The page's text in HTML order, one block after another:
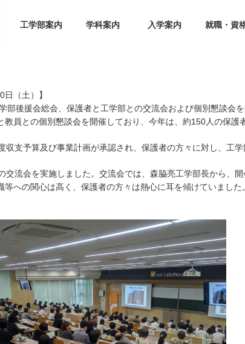
工学部案内 学科案内 入学案内 就職・資
（土）】
後援会総会、保護者と工学部との交流会および個別懇談会を
員との個別懇談会を開催しており、今年は、約150人の保護
支予算及び事業計画が承認され、保護者の方々に対し、工
流会を実施しました。交流会では、森脇亮工学部長から、
への関心は高く、保護者の方々は熱心に耳を傾けていまし